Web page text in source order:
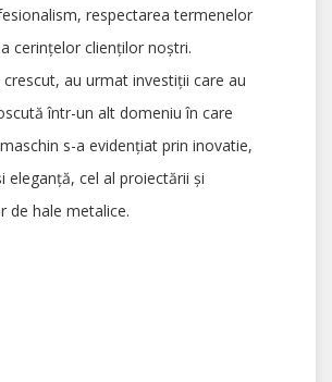
respectarea termenelor
cerințelor clienților noștri.
au urmat investiții care au
într-un alt domeniu în care
s-a evidențiat prin inovatie,
eleganță, cel al proiectării și
de hale metalice.